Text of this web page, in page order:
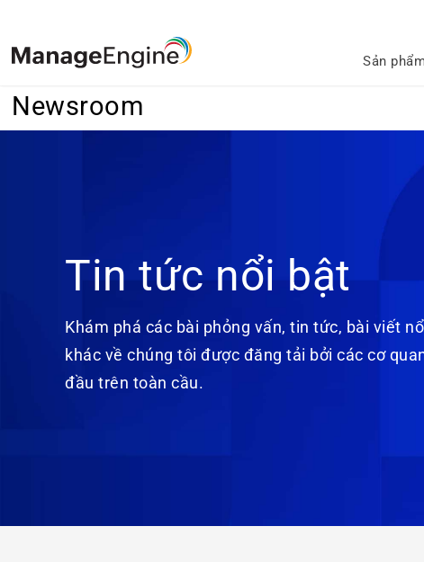
Sản
Newsroom
Tin tức nổi bật
Khám phá các bài phỏng vấn, tin tức, bài viết
khác về chúng tôi được đăng tải bởi các cơ
đầu trên toàn cầu.